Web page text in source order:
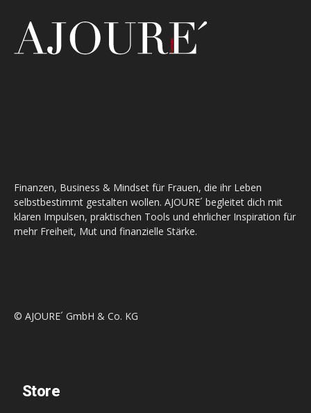
Finanzen, Business & Mindset für Frauen, die ihr Leben
selbstbestimmt gestalten wollen. AJOURE´ begleitet dich mit
klaren Impulsen, praktischen Tools und ehrlicher Inspiration für
mehr Freiheit, Mut und finanzielle Stärke.
© AJOURE´ GmbH & Co. KG
Store